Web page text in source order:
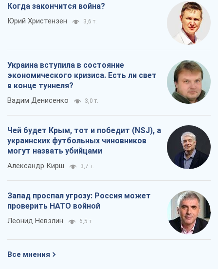
Когда закончится война?
Юрий Христензен 3,6 т.
Украина вступила в состояние
экономического кризиса. Есть ли свет
в конце туннеля?
Вадим Денисенко 3,0 т.
Чей будет Крым, тот и победит (NSJ), а
украинских футбольных чиновников
могут назвать убийцами
Александр Кирш 3,7 т.
Запад проспал угрозу: Россия может
проверить НАТО войной
Леонид Невзлин 6,5 т.
Все мнения